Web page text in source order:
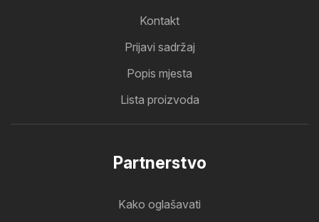
Kontakt
Prijavi sadržaj
Popis mjesta
Lista proizvoda
Partnerstvo
Kako oglašavati